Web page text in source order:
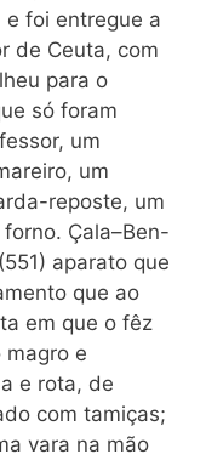
foi entregue a
de Ceuta, com
para o
só foram
um
um
reposte, um
Çala–Ben-
aparato que
que ao
em que o fêz
magro e
e rota, de
com tamiças;
vara na mão